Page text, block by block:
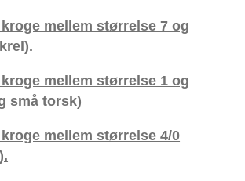
mellem størrelse 7 og
mellem størrelse 1 og
små torsk)
mellem størrelse 4/0